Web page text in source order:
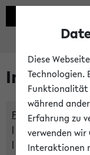
Im eKVV
Freie Räume und
Hinweise der
Diese
Technologien.
Funktionalität
während
Erfahrung zu
verwenden
Interaktionen